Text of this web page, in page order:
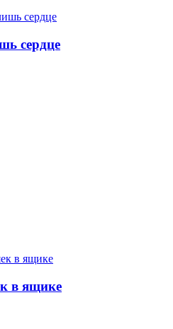
сердце
в ящике